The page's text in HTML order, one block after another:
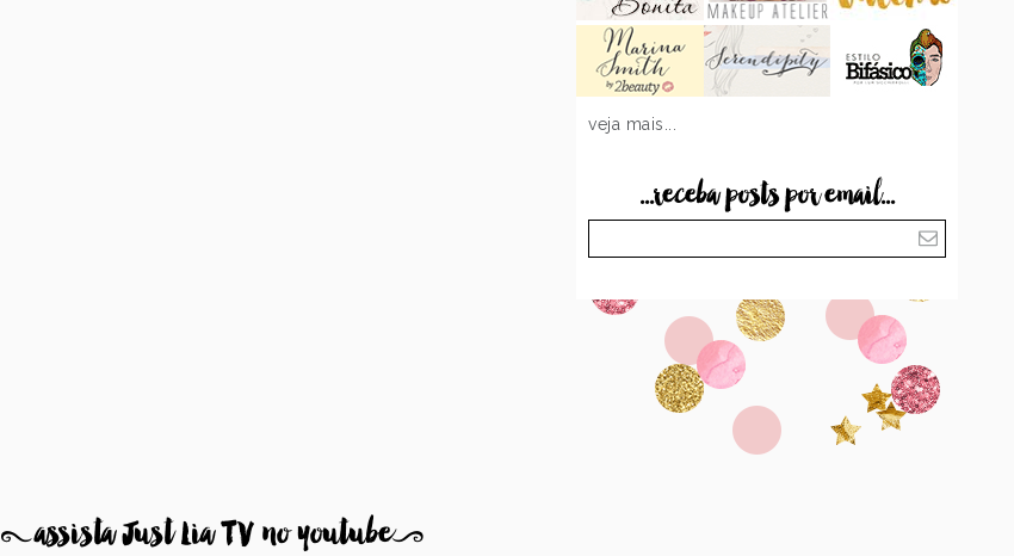
veja mais...
...receba posts por email...
8assista Just Lia TV no youtube9